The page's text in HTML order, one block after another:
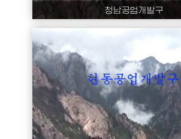
청남공업개발구